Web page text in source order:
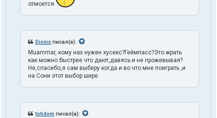
отмоется
Dionis писал(а):
Muammar, кому нах нужен хусекс?Геймпасс?Это жрать
как можно быстрее что дают,давясь и не прожевывая?
Не,спасибо,я сам выберу когда и во что мне поиграть ,и
на Сони этот выбор шире.
tohdom писал(а):